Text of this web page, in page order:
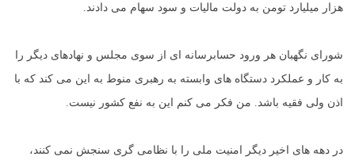
هزار میلیارد تومن به دولت مالیات و سود سهام می دادند.
شورای نگهبان هر ورود حسابرسانه ای از سوی مجلس و نهادهای دیگر را
به کار و عملکرد دستگاه های وابسته به رهبری منوط به این می کند که با
اذن ولی فقیه باشد. من فکر می کنم این به نفع کشور نیست.
در دهه های اخیر دیگر امنیت ملی را با نظامی گری سنجش نمی کنند،